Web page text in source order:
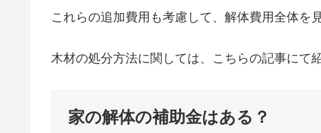
これらの追加費用も考慮して、解体費用全体を
木材の処分方法に関しては、こちらの記事にて
家の解体の補助金はある？